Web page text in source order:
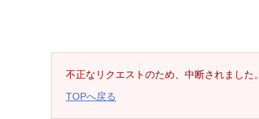
不正なリクエストのため、中断されました。
TOPへ戻る